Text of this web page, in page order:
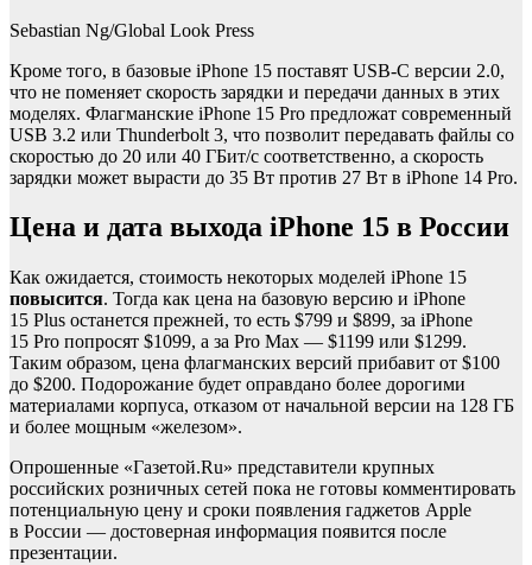
Sebastian Ng/Global Look Press
Кроме того, в базовые iPhone 15 поставят USB-C версии 2.0,
что не поменяет скорость зарядки и передачи данных в этих
моделях. Флагманские iPhone 15 Pro предложат современный
USB 3.2 или Thunderbolt 3, что позволит передавать файлы со
скоростью до 20 или 40 ГБит/с соответственно, а скорость
зарядки может вырасти до 35 Вт против 27 Вт в iPhone 14 Pro.
Цена и дата выхода iPhone 15 в России
Как ожидается, стоимость некоторых моделей iPhone 15
повысится. Тогда как цена на базовую версию и iPhone
15 Plus останется прежней, то есть $799 и $899, за iPhone
15 Pro попросят $1099, а за Pro Max — $1199 или $1299.
Таким образом, цена флагманских версий прибавит от $100
до $200. Подорожание будет оправдано более дорогими
материалами корпуса, отказом от начальной версии на 128 ГБ
и более мощным «железом».
Опрошенные «Газетой.Ru» представители крупных
российских розничных сетей пока не готовы комментировать
потенциальную цену и сроки появления гаджетов Apple
в России — достоверная информация появится после
презентации.